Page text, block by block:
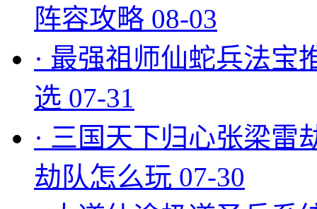
阵容攻略 08-03
· 最强祖师仙蛇兵法宝
选 07-31
· 三国天下归心张梁雷
劫队怎么玩 07-30